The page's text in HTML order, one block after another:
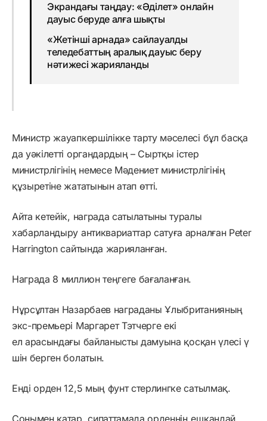
Экрандағы таңдау: «Әділет» онлайн
дауыс беруде алға шықты
«Жетінші арнада» сайлауалды
теледебаттың аралық дауыс беру
нәтижесі жарияланды
Министр жауапкершілікке тарту мәселесі бұл басқа
да уәкілетті органдардың – Сыртқы істер
министрлігінің немесе Мәдениет министрлігінің
құзыретіне жататынын атап өтті.
Айта кетейік, награда сатылатыны туралы
хабарландыру антиквариаттар сатуға арналған Peter
Harrington сайтында жарияланған.
Награда 8 миллион теңгеге бағаланған.
Нұрсұлтан Назарбаев награданы Ұлыбританияның
экс-премьері Маргарет Тэтчерге екі
еларасындағы байланыстыдамуына қосқан үлесі ү
шін берген болатын.
Енді орден 12,5 мың фунт стерлингке сатылмақ.